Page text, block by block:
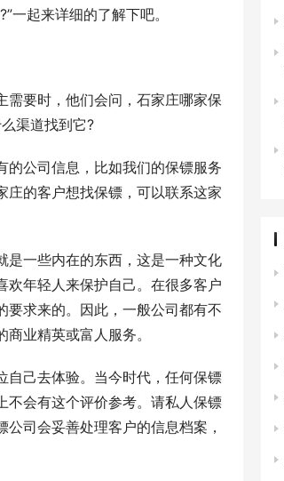
一起来详细的了解下吧。
需要时，他们会问，石家庄哪家保
渠道找到它?
的公司信息，比如我们的保镖服务
庄的客户想找保镖，可以联系这家
是一些内在的东西，这是一种文化
欢年轻人来保护自己。在很多客户
要求来的。因此，一般公司都有不
业精英或富人服务。
自己去体验。当今时代，任何保镖
不会有这个评价参考。请私人保镖
司会妥善处理客户的信息档案，